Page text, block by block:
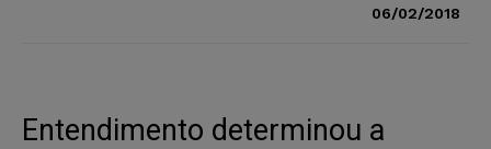
06/02/2018
Entendimento determinou a